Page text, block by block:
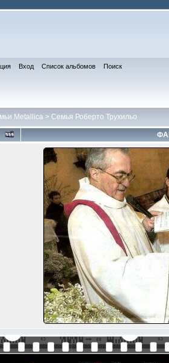
Вход Список альбомов Поиск
Metallica > Семья Роберто Трухильо